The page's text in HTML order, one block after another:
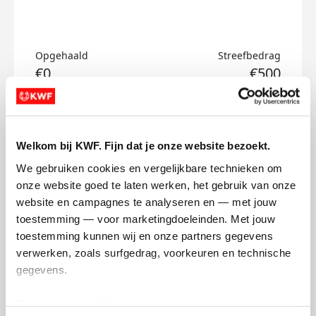
Welkom bij KWF. Fijn dat je onze website bezoekt.
We gebruiken cookies en vergelijkbare technieken om
onze website goed te laten werken, het gebruik van onze
website en campagnes te analyseren en — met jouw
toestemming — voor marketingdoeleinden. Met jouw
toestemming kunnen wij en onze partners gegevens
verwerken, zoals surfgedrag, voorkeuren en technische
gegevens.
Opgehaald
€0
Streefbedrag
€500
Doneer
Philip's badges